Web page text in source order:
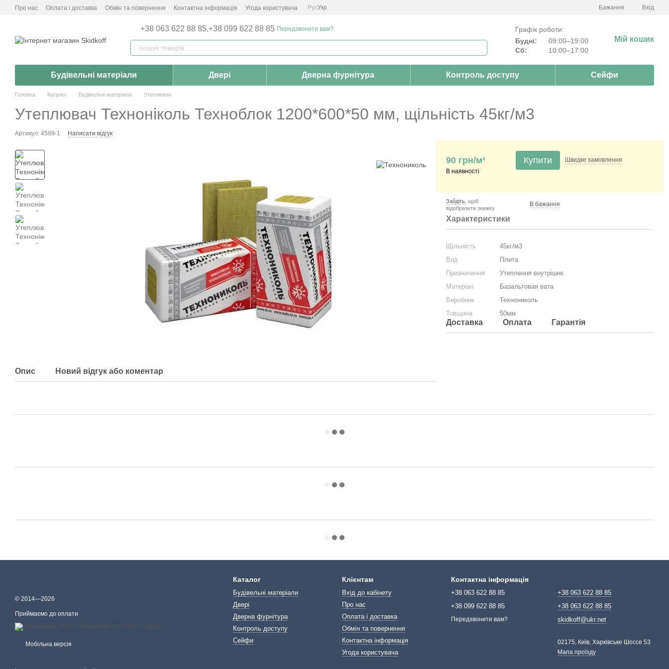
Перейти до основного контенту
Про нас Оплата і доставка Обмін та повернення Контактна інформація Угода користувача РусУкр Бажання Вхід
+38 063 622 88 85,+38 099 622 88 85 Передзвонити вам?
Графік роботи:
Будні:
09:00–19:00
Сб:
10:00–17:00
Мій кошик
Будівельні матеріали Двері Дверна фурнітура Контроль доступу Сейфи
Головна Каталог Будівельні матеріали Утеплювач
Утеплювач Техноніколь Техноблок 1200*600*50 мм, щільність 45кг/м3
Артикул: 4589-1 Написати відгук
Опис Новий відгук або коментар
90 грн/м²
В наявності
Купити Швидке замовлення
Зайдіть , щоб
відобразити знижку
В бажання
Характеристики
Щільність
45кг/м3
Вид
Плита
Призначення
Утеплення внутрішнє
Матеріал
Базальтовая вата
Виробник
Технониколь
Товщина
50мм
Доставка Оплата Гарантія
© 2014—2026
Приймаємо до оплати
Мобільна версія
Каталог
Будівельні матеріали
Двері
Дверна фурнітура
Контроль доступу
Сейфи
Клієнтам
Вхід до кабінету
Про нас
Оплата і доставка
Обмін та повернення
Контактна інформація
Угода користувача
Контактна інформація
+38 063 622 88 85
+38 099 622 88 85
Передзвонити вам?
+38 063 622 88 85
+38 063 622 88 85
skidkoff@ukr.net
02175, Київ, Харківське Шоссе 53
Мапа проїзду